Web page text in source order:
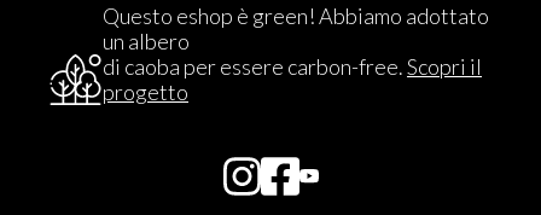
Questo eshop è green! Abbiamo adottato
un albero
di caoba per essere carbon-free.Scopri il
progetto